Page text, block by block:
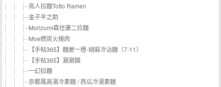
鳥人拉麵Totto Ramen
金子半之助
Morizumi森住康二拉麵
Moe燃炭火燒肉
【手帖365】麵屋一燈-胡麻冷沾麵（7-11）
【手帖365】涮涮鍋
一幻拉麵
京都風高湯冷素麵 / 西瓜冷湯素麵